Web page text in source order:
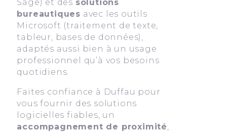
Sage) et des solutions
bureautiques avec les outils
Microsoft (traitement de texte,
tableur, bases de données),
adaptés aussi bien à un usage
professionnel qu’à vos besoins
quotidiens.
Faites confiance à Duffau pour
vous fournir des solutions
logicielles fiables, un
accompagnement de proximité